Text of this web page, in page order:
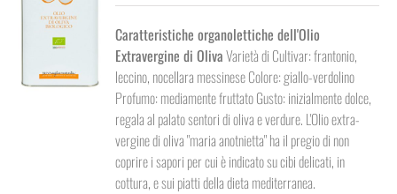
essere
scelte
nella
pagina
del
prodotto
Caratteristiche organolettiche dell'Olio
Extravergine di OlivaVarietà di Cultivar: frantonio,
leccino, nocellara messinese Colore: giallo-verdolino
Profumo: mediamente fruttato Gusto: inizialmente dolce,
regala al palato sentori di oliva e verdure. L'Olio extra-
vergine di oliva "maria anotnietta" ha il pregio di non
coprire i sapori per cui è indicato su cibi delicati, in
cottura, e sui piatti della dieta mediterranea.